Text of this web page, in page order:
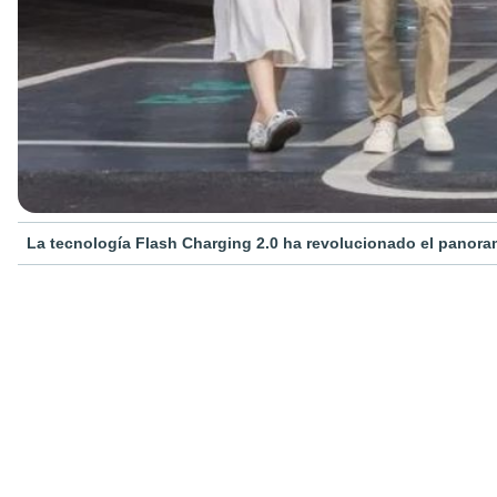
La tecnología Flash Charging 2.0 ha revolucionado el